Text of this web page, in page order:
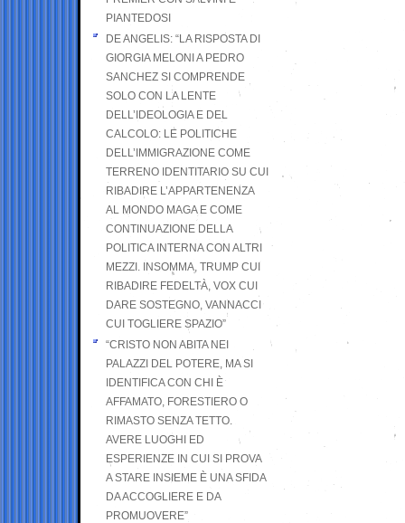
PIANTEDOSI
DE ANGELIS: “LA RISPOSTA DI
GIORGIA MELONI A PEDRO
SANCHEZ SI COMPRENDE
SOLO CON LA LENTE
DELL’IDEOLOGIA E DEL
CALCOLO: LE POLITICHE
DELL’IMMIGRAZIONE COME
TERRENO IDENTITARIO SU CUI
RIBADIRE L’APPARTENENZA
AL MONDO MAGA E COME
CONTINUAZIONE DELLA
POLITICA INTERNA CON ALTRI
MEZZI. INSOMMA, TRUMP CUI
RIBADIRE FEDELTÀ, VOX CUI
DARE SOSTEGNO, VANNACCI
CUI TOGLIERE SPAZIO”
“CRISTO NON ABITA NEI
PALAZZI DEL POTERE, MA SI
IDENTIFICA CON CHI È
AFFAMATO, FORESTIERO O
RIMASTO SENZA TETTO.
AVERE LUOGHI ED
ESPERIENZE IN CUI SI PROVA
A STARE INSIEME È UNA SFIDA
DA ACCOGLIERE E DA
PROMUOVERE”